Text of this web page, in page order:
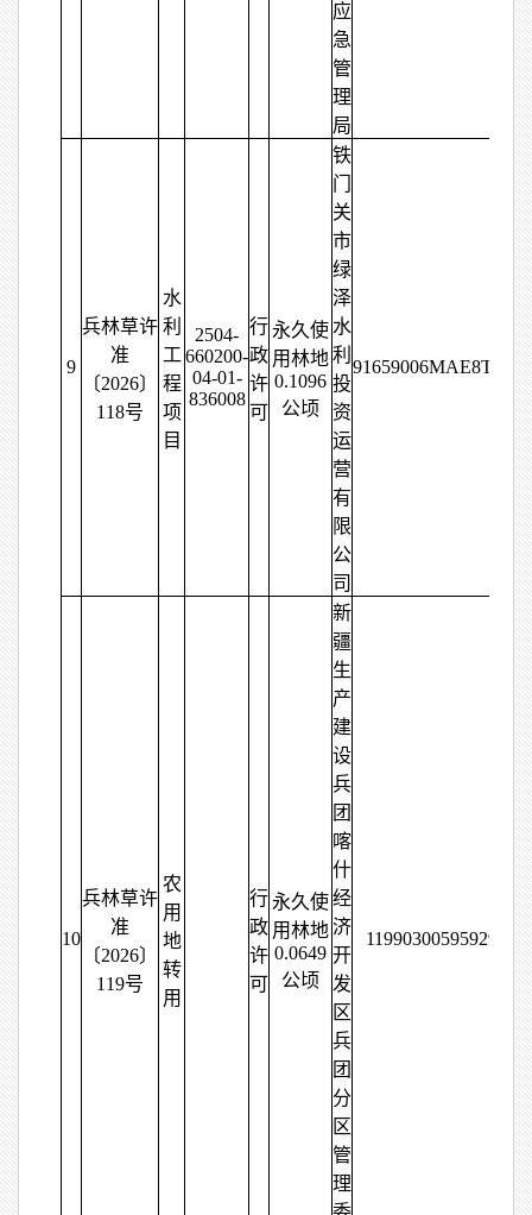
应
急
管
理
局
9
兵林草许
准
〔2026〕
118号
水
利
工
程
项
目
2504-
660200-
04-01-
836008
行
政
许
可
永久使
用林地
0.1096
公顷
铁
门
关
市
绿
泽
水
利
投
资
运
营
有
限
公
司
10
兵林草许
准
〔2026〕
119号
农
用
地
转
用
行
政
许
可
永久使
用林地
0.0649
公顷
新
疆
生
产
建
设
兵
团
喀
什
经
济
开
发
区
兵
团
分
区
管
理